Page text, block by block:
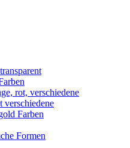
rot, verschiedene
verschiedene
Farben
Formen